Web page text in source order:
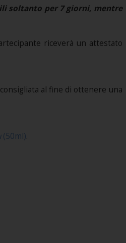
soltanto per 7 giorni, mentre
riceverà un attestato
al fine di ottenere una
(50ml).